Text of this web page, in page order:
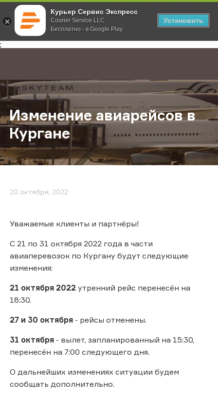
Курьер Сервис Экспресс
Courier Service LLC
Бесплатно - в Google Play
Установить
;
Главная О компании Новости Изменение авиарейсов в Кургане
Изменение авиарейсов в
Кургане
20 октября, 2022
Уважаемые клиенты и партнёры!
С 21 по 31 октября 2022 года в части
авиаперевозок по Кургану будут следующие
изменения:
21 октября 2022 утренний рейс перенесён на
18:30.
27 и 30 октября - рейсы отменены.
31 октября - вылет, запланированный на 15:30,
перенесён на 7:00 следующего дня.
О дальнейших изменениях ситуации будем
сообщать дополнительно.